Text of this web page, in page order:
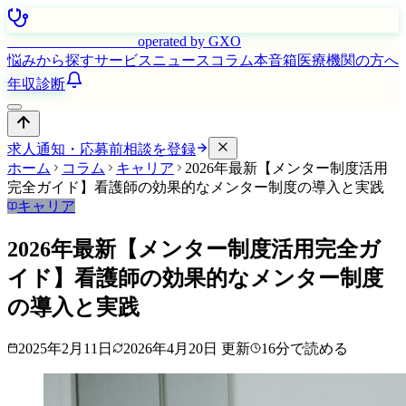
operated by GXO
悩みから探すサービスニュース コラム本音箱医療機関の方へ
年収診断
求人通知・応募前相談を登録
ホーム
コラム キャリア
2026年最新【メンター制度活用
完全ガイド】看護師の効果的なメンター制度の導入と実践
キャリア
2026年最新【メンター制度活用完全ガ
イド】看護師の効果的なメンター制度
の導入と実践
2025年2月11日 2026年4月20日 更新 16分で読める